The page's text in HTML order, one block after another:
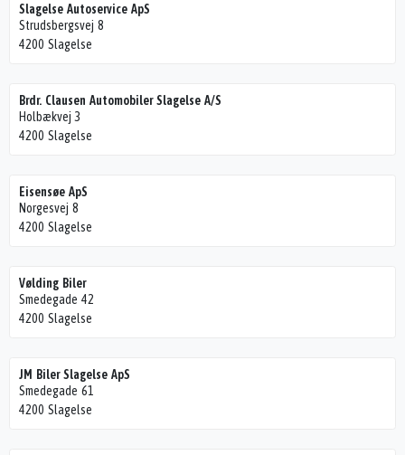
Slagelse Autoservice ApS
Strudsbergsvej 8
4200 Slagelse
Brdr. Clausen Automobiler Slagelse A/S
Holbækvej 3
4200 Slagelse
Eisensøe ApS
Norgesvej 8
4200 Slagelse
Vølding Biler
Smedegade 42
4200 Slagelse
JM Biler Slagelse ApS
Smedegade 61
4200 Slagelse